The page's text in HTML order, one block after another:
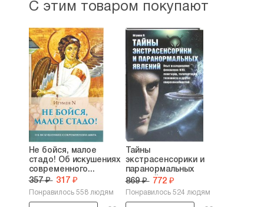
С этим товаром покупают
Не бойся, малое
стадо! Об искушениях
современного...
357 ₽ 317 ₽
Понравилось 558 людям
Тайны
экстрасенсорики и
паранормальных
явлений
869 ₽ 772 ₽
Понравилось 524 людям